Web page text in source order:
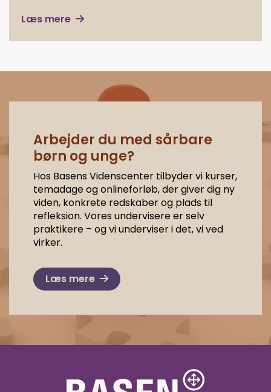
Læs mere
Arbejder du med sårbare
børn og unge?
Hos Basens Videnscenter tilbyder vi kurser,
temadage og onlineforløb, der giver dig ny
viden, konkrete redskaber og plads til
refleksion. Vores undervisere er selv
praktikere – og vi underviser i det, vi ved
virker.
Læs mere